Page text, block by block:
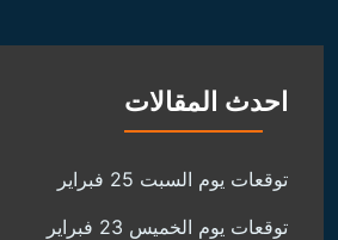
احدث المقالات
توقعات يوم السبت 25 فبراير
توقعات يوم الخميس 23 فبراير